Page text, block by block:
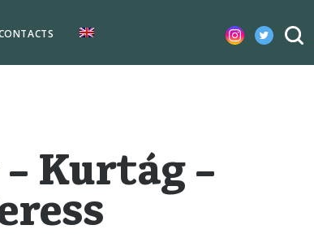
Kurtág –